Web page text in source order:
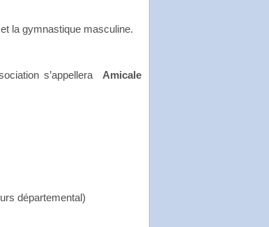
la gymnastique masculine.
s’appellera Amicale
départemental)